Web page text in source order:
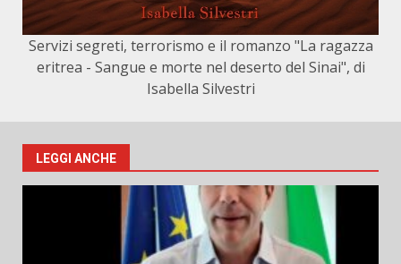
Servizi segreti, terrorismo e il romanzo "La ragazza
eritrea - Sangue e morte nel deserto del Sinai", di
Isabella Silvestri
LEGGI ANCHE